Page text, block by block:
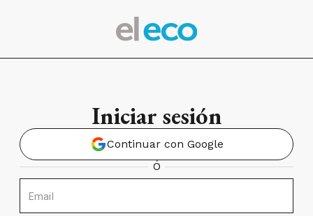
Iniciar sesión
Continuar con Google
Ó
Email